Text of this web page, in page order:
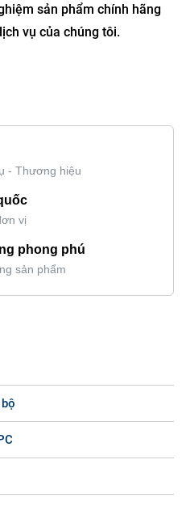
sản phẩm chính hãng
vụ của chúng tôi.
- Thương hiệu
vị
phong phú
sản phẩm